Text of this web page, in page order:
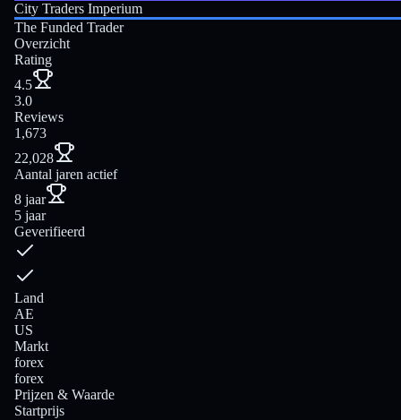
City Traders Imperium
The Funded Trader
Overzicht
Rating
4.5
3.0
Reviews
1,673
22,028
Aantal jaren actief
8 jaar
5 jaar
Geverifieerd
Land
AE
US
Markt
forex
forex
Prijzen & Waarde
Startprijs